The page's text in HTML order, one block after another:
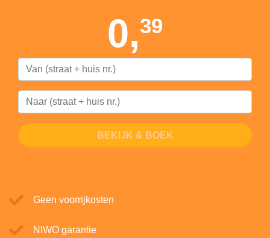
0,39
BEKIJK & BOEK
Geen voorrijkosten
NIWO garantie